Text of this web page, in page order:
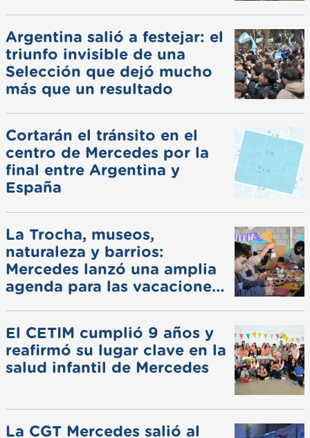
Argentina salió a festejar: el
triunfo invisible de una
Selección que dejó mucho
más que un resultado
Cortarán el tránsito en el
centro de Mercedes por la
final entre Argentina y
España
La Trocha, museos,
naturaleza y barrios:
Mercedes lanzó una amplia
agenda para las vacaciones
El CETIM cumplió 9 años y
reafirmó su lugar clave en la
salud infantil de Mercedes
La CGT Mercedes salió al